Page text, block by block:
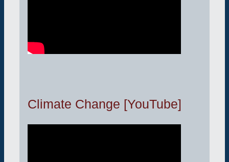
Climate Change [YouTube]